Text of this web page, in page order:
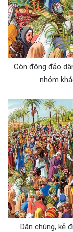
Còn đông đảo
nhóm
Dân chúng, kẻ